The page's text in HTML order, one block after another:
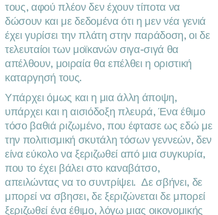
τους, αφού πλέον δεν έχουν τίποτα να
δώσουν και με δεδομένα ότι η μεν νέα γενιά
έχει γυρίσει την πλάτη στην παράδοση, οι δε
τελευταίοι των μοϊκανών σιγα-σιγά θα
απέλθουν, μοιραία θα επέλθει η οριστική
καταργησή τους.
Υπάρχει όμως και η μια άλλη άποψη,
υπάρχει και η αισιόδοξη πλευρά, Ένα έθιμο
τόσο βαθιά ριζωμένο, που έφτασε ως εδώ με
την πολιτισμική σκυτάλη τόσων γεννεών, δεν
είνα εύκολο να ξεριζωθεί από μια συγκυρία,
που το έχει βάλει στο καναβάτσο,
απειλώντας να το συντρίψει. Δε σβήνει, δε
μπορεί να σβησει, δε ξεριζώνεται δε μπορεί
ξεριζωθεί ένα έθιμο, λόγω μιας οικονομικής